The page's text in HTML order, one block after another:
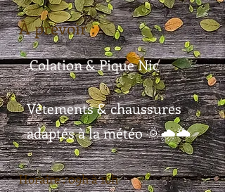
À prévoir :
Horaire : 09h à 16h
Colation & Pique Nic
Vêtements & chaussures
adaptés à la météo 🌞🌧️🌥️